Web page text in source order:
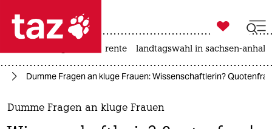
 taz zahl ich
taz zahl ich
themen

taz zahl ich
rente landtagswahl in sachsen-anhalt
Dumme Fragen an kluge Frauen: Wissenschaftlerin?
Dumme Fragen an kluge Frauen